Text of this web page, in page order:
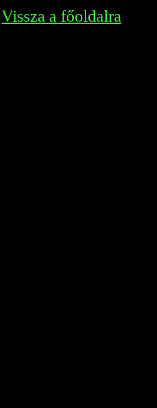
Vissza a főoldalra